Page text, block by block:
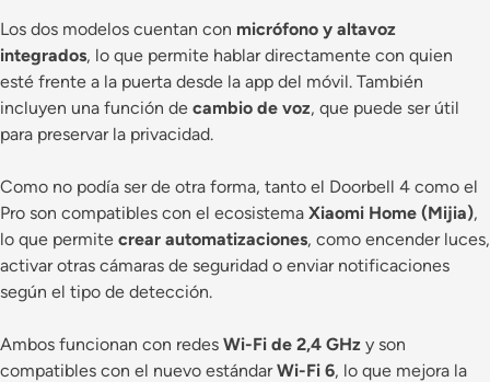
Los dos modelos cuentan con micrófono y altavoz
integrados, lo que permite hablar directamente con quien
esté frente a la puerta desde la app del móvil. También
incluyen una función de cambio de voz, que puede ser útil
para preservar la privacidad.
Como no podía ser de otra forma, tanto el Doorbell 4 como el
Pro son compatibles con el ecosistema Xiaomi Home (Mijia),
lo que permite crear automatizaciones, como encender luces,
activar otras cámaras de seguridad o enviar notificaciones
según el tipo de detección.
Ambos funcionan con redes Wi-Fi de 2,4 GHz y son
compatibles con el nuevo estándarWi-Fi 6, lo que mejora la